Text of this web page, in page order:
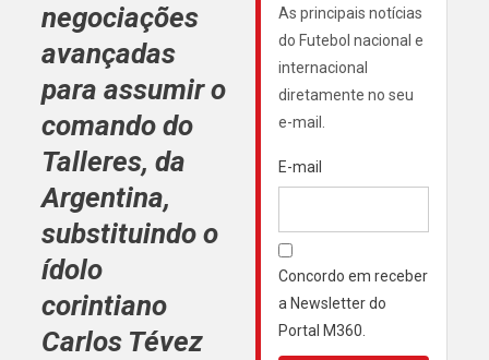
negociações
avançadas
para assumir o
comando do
Talleres, da
Argentina,
substituindo o
ídolo
corintiano
Carlos Tévez
As principais notícias
do Futebol nacional e
internacional
diretamente no seu
e-mail.
E-mail
Concordo em receber
a Newsletter do
Portal M360.